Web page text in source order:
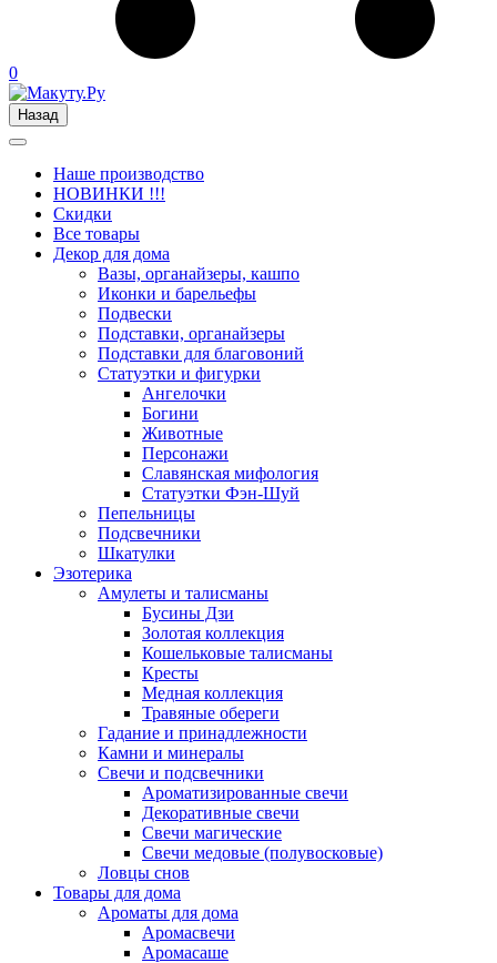
0
Назад
Наше производство
НОВИНКИ !!!
Скидки
Все товары
Декор для дома
Вазы, органайзеры, кашпо
Иконки и барельефы
Подвески
Подставки, органайзеры
Подставки для благовоний
Статуэтки и фигурки
Ангелочки
Богини
Животные
Персонажи
Славянская мифология
Статуэтки Фэн-Шуй
Пепельницы
Подсвечники
Шкатулки
Эзотерика
Амулеты и талисманы
Бусины Дзи
Золотая коллекция
Кошельковые талисманы
Кресты
Медная коллекция
Травяные обереги
Гадание и принадлежности
Камни и минералы
Свечи и подсвечники
Ароматизированные свечи
Декоративные свечи
Свечи магические
Свечи медовые (полувосковые)
Ловцы снов
Товары для дома
Ароматы для дома
Аромасвечи
Аромасаше